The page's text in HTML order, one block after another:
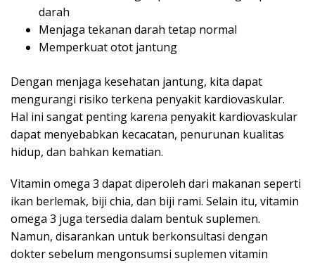
darah
Menjaga tekanan darah tetap normal
Memperkuat otot jantung
Dengan menjaga kesehatan jantung, kita dapat
mengurangi risiko terkena penyakit kardiovaskular.
Hal ini sangat penting karena penyakit kardiovaskular
dapat menyebabkan kecacatan, penurunan kualitas
hidup, dan bahkan kematian.
Vitamin omega 3 dapat diperoleh dari makanan seperti
ikan berlemak, biji chia, dan biji rami. Selain itu, vitamin
omega 3 juga tersedia dalam bentuk suplemen.
Namun, disarankan untuk berkonsultasi dengan
dokter sebelum mengonsumsi suplemen vitamin